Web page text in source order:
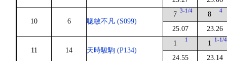
10 6 聰敏不凡 (S099)
7 3-1/4
25.07
8 4
23.26
11 14 天時駿駒 (P134)
1 1
24.55
1 1-1/4
23.14